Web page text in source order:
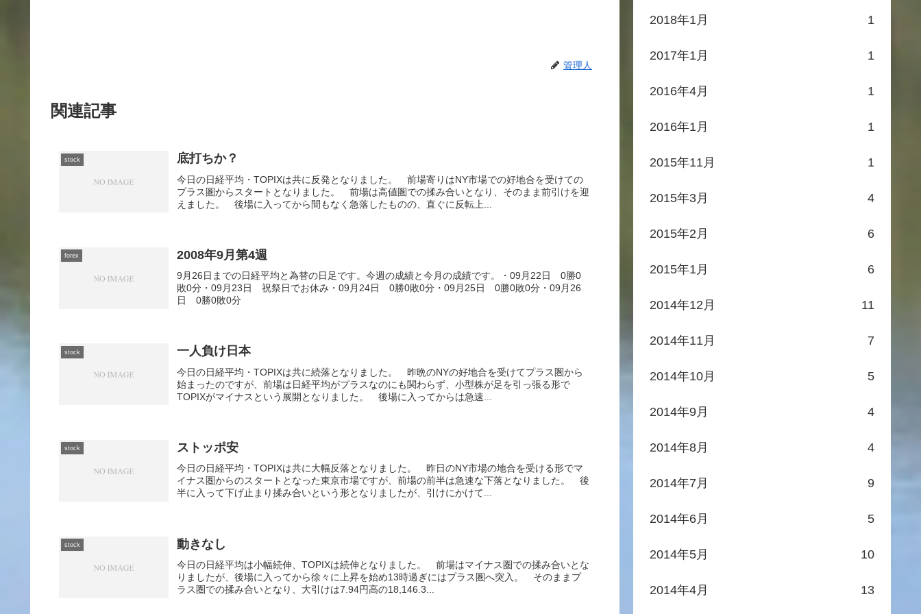
管理人
関連記事
stock 底打ちか？
今日の日経平均・TOPIXは共に反発となりました。 前場寄りはNY市場での好地合を受けての
プラス圏からスタートとなりました。 前場は高値圏での揉み合いとなり、そのまま前引けを迎
えました。 後場に入ってから間もなく急落したものの、直ぐに反転上...
forex 2008年9月第4週
9月26日までの日経平均と為替の日足です。今週の成績と今月の成績です。・09月22日 0勝0
敗0分・09月23日 祝祭日でお休み・09月24日 0勝0敗0分・09月25日 0勝0敗0分・09月26
日 0勝0敗0分
stock 一人負け日本
今日の日経平均・TOPIXは共に続落となりました。 昨晩のNYの好地合を受けてプラス圏から
始まったのですが、前場は日経平均がプラスなのにも関わらず、小型株が足を引っ張る形で
TOPIXがマイナスという展開となりました。 後場に入ってからは急速...
stock ストッポ安
今日の日経平均・TOPIXは共に大幅反落となりました。 昨日のNY市場の地合を受ける形でマ
イナス圏からのスタートとなった東京市場ですが、前場の前半は急速な下落となりました。 後
半に入って下げ止まり揉み合いという形となりましたが、引けにかけて...
stock 動きなし
今日の日経平均は小幅続伸、TOPIXは続伸となりました。 前場はマイナス圏での揉み合いとな
りましたが、後場に入ってから徐々に上昇を始め13時過ぎにはプラス圏へ突入。 そのままプ
ラス圏での揉み合いとなり、大引けは7.94円高の18,146.3...
2018年1月 1
2017年1月 1
2016年4月 1
2016年1月 1
2015年11月 1
2015年3月 4
2015年2月 6
2015年1月 6
2014年12月 11
2014年11月 7
2014年10月 5
2014年9月 4
2014年8月 4
2014年7月 9
2014年6月 5
2014年5月 10
2014年4月 13